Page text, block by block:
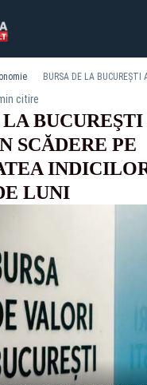
citire
BUCUREŞTI
SCĂDERE PE
LUNI